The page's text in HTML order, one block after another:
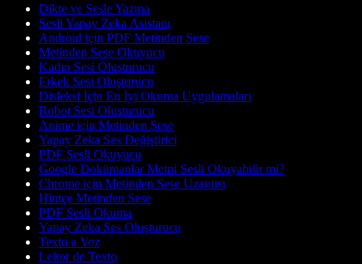
Dikte ve Sesle Yazma
Sesli Yapay Zeka Asistanı
Android için PDF Metinden Sese
Metinden Sese Okuyucu
Kadın Sesi Oluşturucu
Erkek Sesi Oluşturucu
Disleksi İçin En İyi Okuma Uygulamaları
Robot Sesi Oluşturucu
Anime için Metinden Sese
Yapay Zeka Ses Değiştirici
PDF Sesli Okuyucu
Google Dokümanlar Metni Sesli Okuyabilir mi?
Chrome için Metinden Sese Uzantısı
Hintçe Metinden Sese
PDF Sesli Okuma
Yapay Zeka Ses Oluşturucu
Texto a Voz
Leitor de Texto